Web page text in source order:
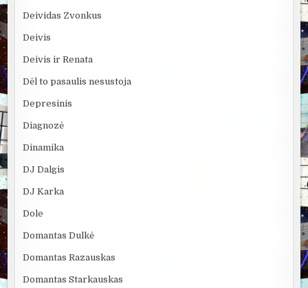
Deividas Zvonkus
Deivis
Deivis ir Renata
Dėl to pasaulis nesustoja
Depresinis
Diagnozė
Dinamika
DJ Dalgis
DJ Karka
Dole
Domantas Dulkė
Domantas Razauskas
Domantas Starkauskas